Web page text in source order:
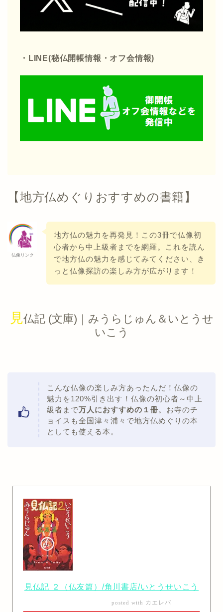
・LINE(秘仏開帳情報・オフ会情報)
【地方仏めぐりおすすめの書籍】
仏像リンク
地方仏の魅力を再発見！この3冊で仏像初
心者から中上級者までを網羅。これを読ん
で地方仏の魅力を感じてみてください、き
っと仏像探訪の楽しみ方が広がります！
見仏記 (文庫)｜みうらじゅん＆いとうせ
いこう
こんな仏像の楽しみ方あったんだ！仏像の
魅力を120%引き出す！仏像の初心者～中上
級者まで万人におすすめの１冊。お寺のチ
ョイスも全国津々浦々で地方仏めぐりの本
としても使える本。
見仏記 ２（仏友篇）/角川書店/いとうせいこう
posted with カエレバ